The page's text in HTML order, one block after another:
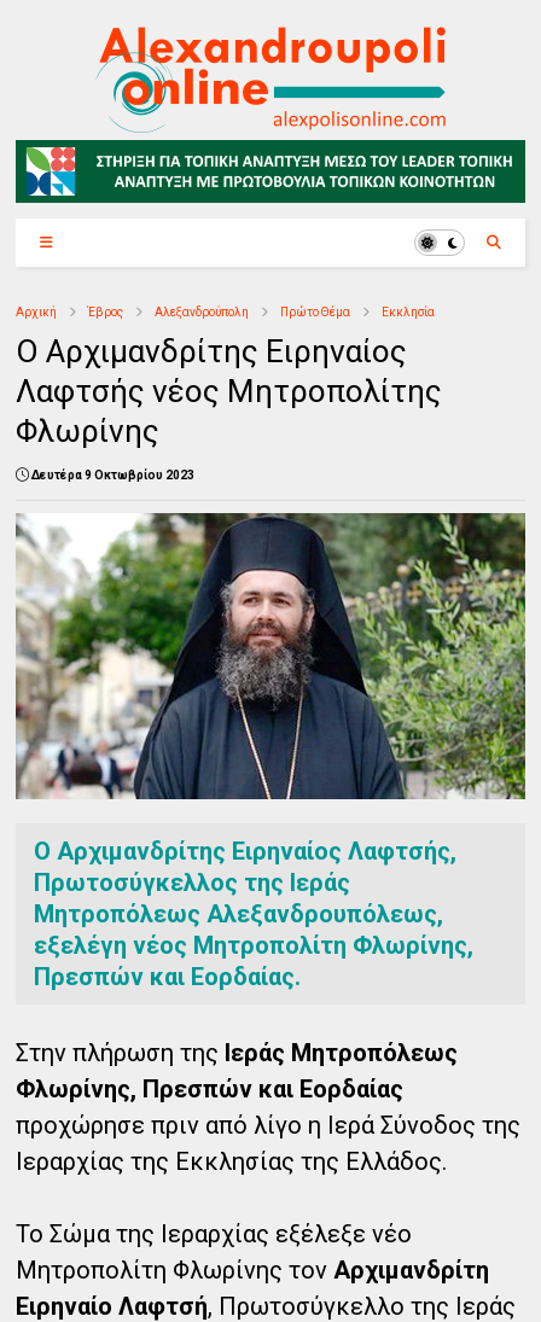
Αρχική Έβρος Αλεξανδρούπολη Πρώτο Θέμα Εκκλησία
Ο Αρχιμανδρίτης Ειρηναίος
Λαφτσής νέος Μητροπολίτης
Φλωρίνης
Δευτέρα 9 Οκτωβρίου 2023
Ο Αρχιμανδρίτης Ειρηναίος Λαφτσής,
Πρωτοσύγκελλος της Ιεράς
Μητροπόλεως Αλεξανδρουπόλεως,
εξελέγη νέος Μητροπολίτη Φλωρίνης,
Πρεσπών και Εορδαίας.
Στην πλήρωση της Ιεράς Μητροπόλεως
Φλωρίνης, Πρεσπών και Εορδαίας
προχώρησε πριν από λίγο η Ιερά Σύνοδος της
Ιεραρχίας της Εκκλησίας της Ελλάδος.
Το Σώμα της Ιεραρχίας εξέλεξε νέο
Μητροπολίτη Φλωρίνης τον Αρχιμανδρίτη
Ειρηναίο Λαφτσή, Πρωτοσύγκελλο της Ιεράς